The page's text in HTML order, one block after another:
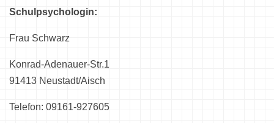
Schulpsychologin:
Frau Schwarz
Konrad-Adenauer-Str.1
91413 Neustadt/Aisch
Telefon: 09161-927605